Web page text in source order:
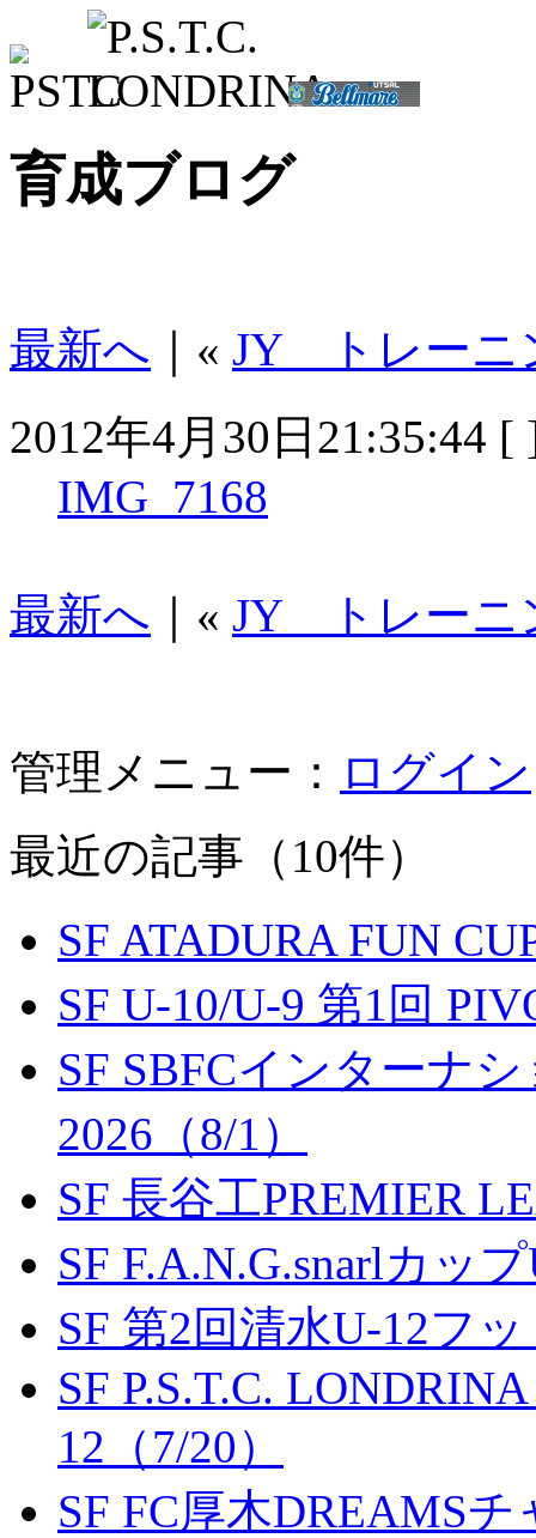
育成ブログ
最新へ ｜« JY トレーニ
2012年4月30日21:35:44 [
IMG_7168
最新へ ｜« JY トレーニ
管理メニュー： ログイン
最近の記事（10件）
SF ATADURA FUN
SF U-10/U-9 第1回
SF SBFCインターナ
2026（8/1）
SF 長谷工PREMIER
SF F.A.N.G.snarlカッ
SF 第2回清水U-12フ
SF P.S.T.C.
12（7/20）
SF FC厚木DREAMS